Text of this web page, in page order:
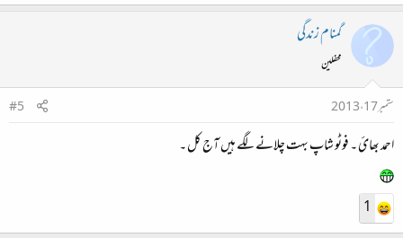
گمنام زندگی
محفلین
ستمبر 17، 2013
#5
احمد بھائ ۔ فوٹو شاپ بہت چلانے لگے ہیں آج کل ۔
1